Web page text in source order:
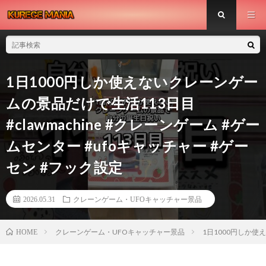
1日1000円しか使えないクレーンゲー
ムの景品だけで生活113日目
#clawmachine #クレーンゲーム #ゲー
ムセンター #ufoキャッチャー #ゲー
セン #フック設定
2026.05.31 クレーンゲーム・UFOキャッチャー景品
HOME クレーンゲーム・UFOキャッチャー景品 1日1000円しか使